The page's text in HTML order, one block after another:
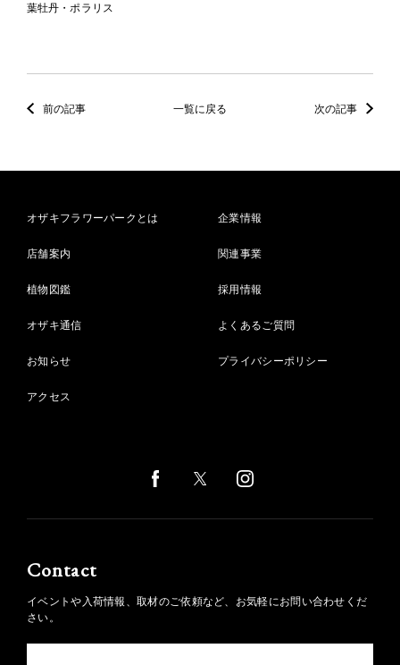
葉牡丹・ポラリス
前の記事 一覧に戻る 次の記事
オザキフラワーパークとは
店舗案内
植物図鑑
オザキ通信
お知らせ
アクセス
企業情報
関連事業
採用情報
よくあるご質問
プライバシーポリシー
Contact
イベントや入荷情報、取材のご依頼など、お気軽にお問い合わせくだ
さい。